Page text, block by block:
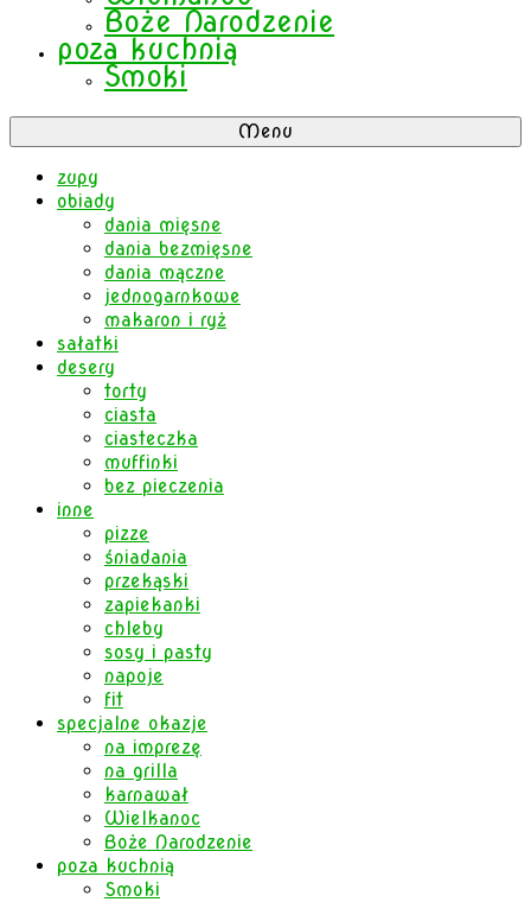
Boże Narodzenie
poza kuchnią
Smoki
Menu
zupy
obiady
dania mięsne
dania bezmięsne
dania mączne
jednogarnkowe
makaron i ryż
sałatki
desery
torty
ciasta
ciasteczka
muffinki
bez pieczenia
inne
pizze
śniadania
przekąski
zapiekanki
chleby
sosy i pasty
napoje
fit
specjalne okazje
na imprezę
na grilla
karnawał
Wielkanoc
Boże Narodzenie
poza kuchnią
Smoki